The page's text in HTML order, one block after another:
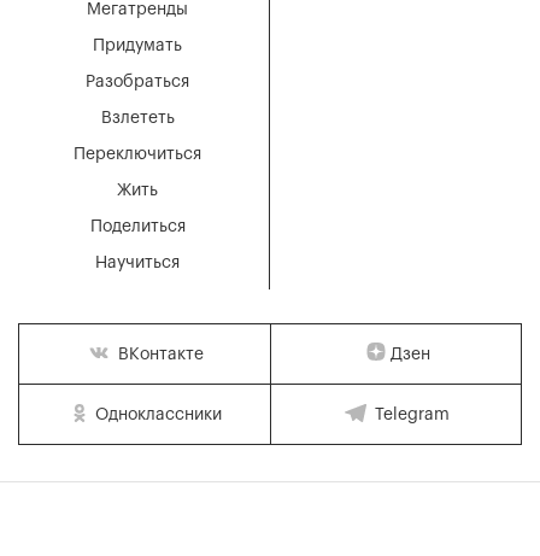
Мегатренды
Придумать
Разобраться
Взлететь
Переключиться
Жить
Поделиться
Научиться
ВКонтакте Дзен
Одноклассники Telegram